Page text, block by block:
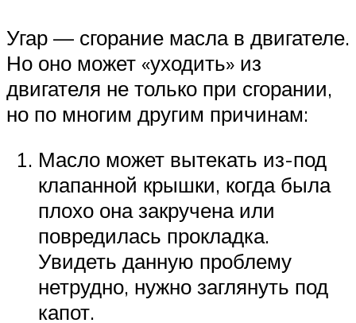
Угар — сгорание масла в двигателе.
Но оно может «уходить» из
двигателя не только при сгорании,
но по многим другим причинам:
Масло может вытекать из-под
клапанной крышки, когда была
плохо она закручена или
повредилась прокладка.
Увидеть данную проблему
нетрудно, нужно заглянуть под
капот.